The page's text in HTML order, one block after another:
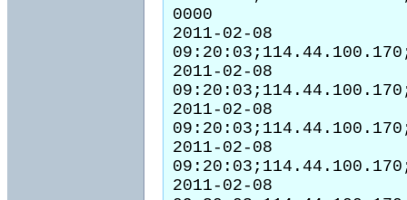
0000
2011-02-08
2011-02-08
2011-02-08
2011-02-08
2011-02-08